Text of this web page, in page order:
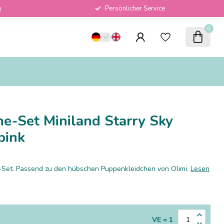
Persönlicher Service
0
Set Miniland Starry Sky
Passend zu den hübschen Puppenkleidchen von Olimi.Lesen
VE = 1